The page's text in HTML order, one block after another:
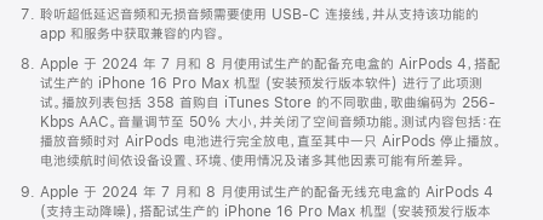
聆听超低延迟音频和无损音频需要使用 USB-C 连接线，并从支持该功能的
app 和服务中获取兼容的内容。
Apple 于 2024 年 7 月和 8 月使用试生产的配备充电盒的 AirPods 4，搭配
试生产的 iPhone 16 Pro Max 机型 (安装预发行版本软件) 进行了此项测
试。播放列表包括 358 首购自 iTunes Store 的不同歌曲，歌曲编码为 256-
Kbps AAC。音量调节至 50% 大小，并关闭了空间音频功能。测试内容包括：在
播放音频时对 AirPods 电池进行完全放电，直至其中一只 AirPods 停止播放。
电池续航时间依设备设置、环境、使用情况及诸多其他因素可能有所差异。
Apple 于 2024 年 7 月和 8 月使用试生产的配备无线充电盒的 AirPods 4
(支持主动降噪)，搭配试生产的 iPhone 16 Pro Max 机型 (安装预发行版本